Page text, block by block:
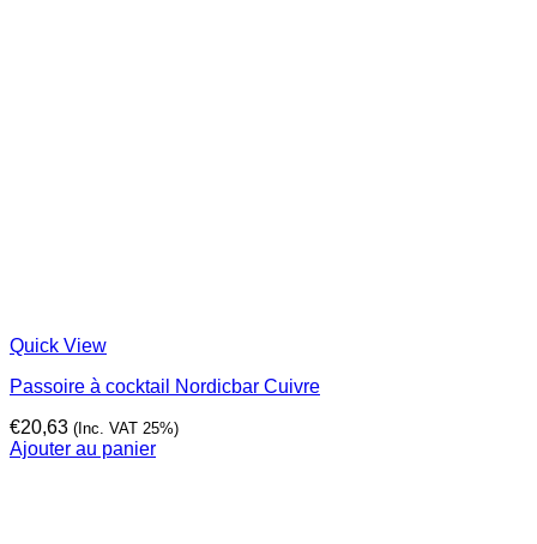
Quick View
Passoire à cocktail Nordicbar Cuivre
€20,63 (Inc. VAT 25%)
Ajouter au panier